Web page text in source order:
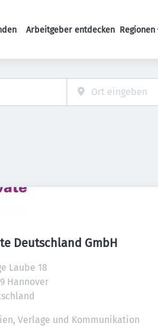
Haupt-Navigation
Arbeitgeber entdecken Regionen
Deutschland GmbH
Laube 18
Hannover
Verlage und Kommunikation